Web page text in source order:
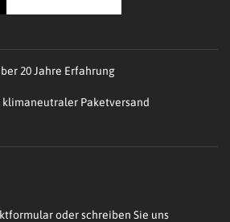
20 Jahre Erfahrung
Paketversand
oder schreiben Sie uns